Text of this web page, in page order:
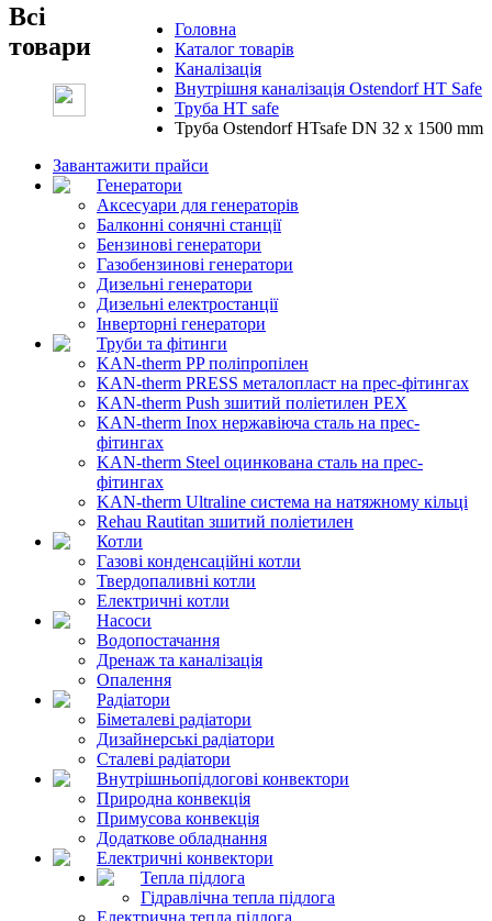
Головна
Каталог товарів
Каналізація
Внутрішня каналізація Ostendorf HT Safe
Труба HT safe
Труба Ostendorf HTsafe DN 32 x 1500 mm
Всі
товари
Завантажити прайси
Генератори
Аксесуари для генераторів
Балконні сонячні станції
Бензинові генератори
Газобензинові генератори
Дизельні генератори
Дизельні електростанції
Інверторні генератори
Труби та фітинги
KAN-therm PP поліпропілен
KAN-therm PRESS металопласт на прес-фітингах
KAN-therm Push зшитий поліетилен PEX
KAN-therm Inox нержавіюча сталь на прес-
фітингах
KAN-therm Steel оцинкована сталь на прес-
фітингах
KAN-therm Ultraline система на натяжному кільці
Rehau Rautitan зшитий поліетилен
Котли
Газові конденсаційні котли
Твердопаливні котли
Електричні котли
Насоси
Водопостачання
Дренаж та каналізація
Опалення
Радіатори
Біметалеві радіатори
Дизайнерські радіатори
Сталеві радіатори
Внутрішньопідлогові конвектори
Природна конвекція
Примусова конвекція
Додаткове обладнання
Електричні конвектори
Тепла підлога
Гідравлічна тепла підлога
Електрична тепла підлога